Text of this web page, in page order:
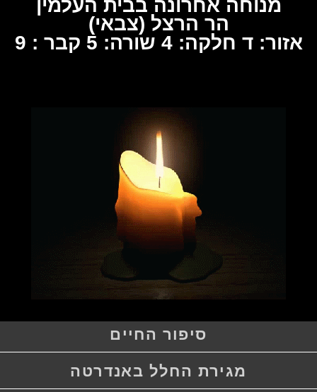
מנוחה אחרונה בבית העלמין
הר הרצל (צבאי)
אזור: ד חלקה: 4 שורה: 5 קבר : 9
סיפור החיים
מגירת החלל באנדרטה